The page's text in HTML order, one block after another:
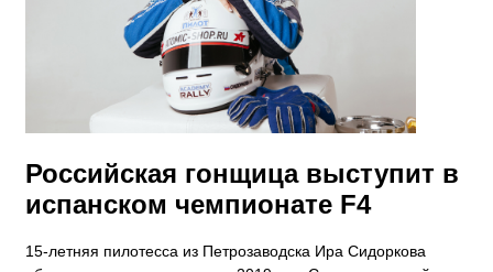
Российская гонщица выступит в
испанском чемпионате F4
15-летняя пилотесса из Петрозаводска Ира Сидоркова